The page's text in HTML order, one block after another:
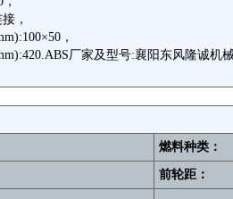
，
，
厂家及型号:襄阳东风隆诚机
燃料种类：
前轮距：